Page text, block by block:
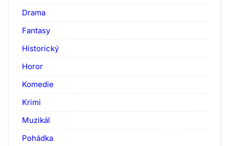
Drama
Fantasy
Historický
Horor
Komedie
Krimi
Muzikál
Pohádka